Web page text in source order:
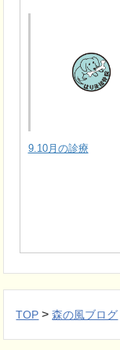
9.10月の診療
TOP >森の風ブログ